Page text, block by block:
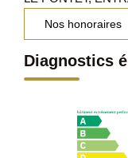
Nos honoraires
Diagnostics